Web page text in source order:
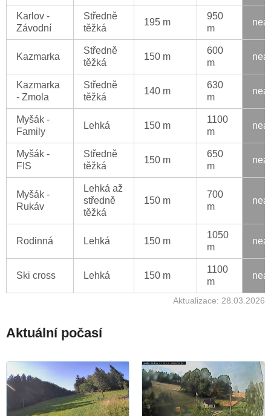
Karlov -
Závodní
Středně
těžká
195 m
950
m
Kazmarka
Středně
těžká
150 m
600
m
Kazmarka
- Zmola
Středně
těžká
140 m
630
m
Myšák -
Family
Lehká 150 m
1100
m
Myšák -
FIS
Středně
těžká
150 m
650
m
Myšák -
Rukáv
Lehká až
středně
těžká
150 m
700
m
Rodinná Lehká 150 m
1050
m
Ski cross Lehká 150 m
1100
m
Aktualizace: 28.03.2026
Aktuální počasí